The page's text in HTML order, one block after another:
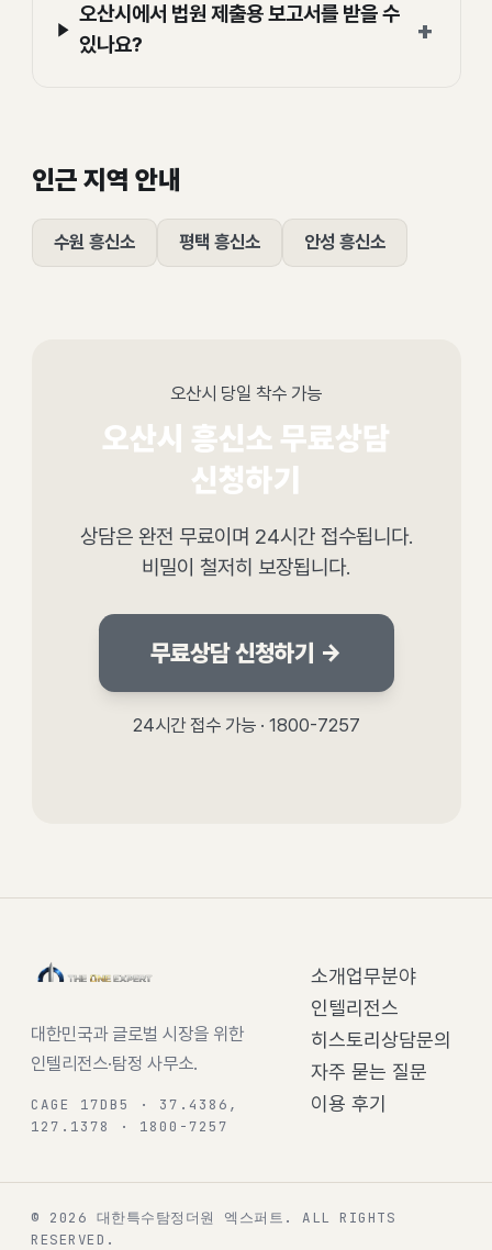
오산시에서 법원 제출용 보고서를 받을 수
있나요?
+
인근 지역 안내
수원 흥신소 평택 흥신소 안성 흥신소
오산시 당일 착수 가능
오산시 흥신소 무료상담
신청하기
상담은 완전 무료이며 24시간 접수됩니다.
비밀이 철저히 보장됩니다.
무료상담 신청하기 →
24시간 접수 가능 · 1800-7257
대한민국과 글로벌 시장을 위한
인텔리전스·탐정 사무소.
CAGE 17DB5 · 37.4386,
127.1378 · 1800-7257
소개업무분야
인텔리전스
히스토리상담문의
자주 묻는 질문
이용 후기
© 2026 대한특수탐정더원 엑스퍼트.
ALL RIGHTS
RESERVED.